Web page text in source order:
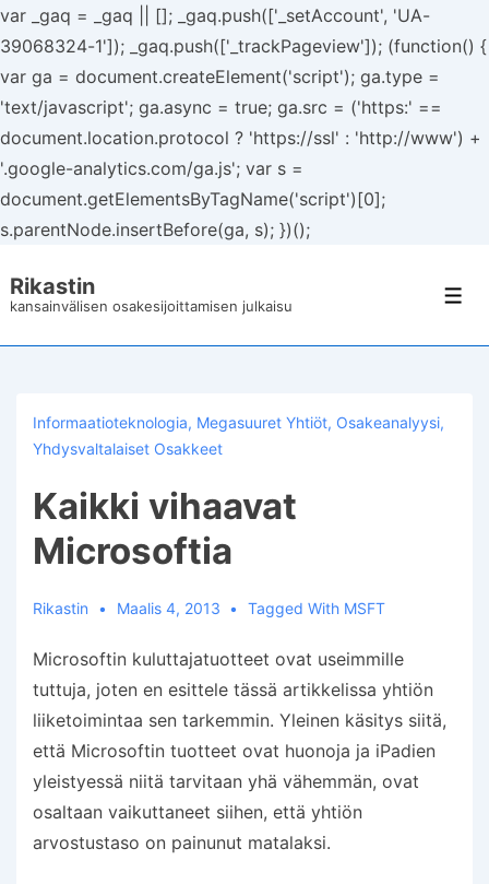
var _gaq = _gaq || []; _gaq.push(['_setAccount', 'UA-
39068324-1']); _gaq.push(['_trackPageview']); (function() {
var ga = document.createElement('script'); ga.type =
'text/javascript'; ga.async = true; ga.src = ('https:' ==
document.location.protocol ? 'https://ssl' : 'http://www') +
'.google-analytics.com/ga.js'; var s =
document.getElementsByTagName('script')[0];
s.parentNode.insertBefore(ga, s); })();
Siirry
Rikastin
kansainvälisen osakesijoittamisen julkaisu
Informaatioteknologia, Megasuuret Yhtiöt, Osakeanalyysi,
Yhdysvaltalaiset Osakkeet
Kaikki vihaavat
Microsoftia
Rikastin Maalis 4, 2013 Tagged With MSFT
Microsoftin kuluttajatuotteet ovat useimmille
tuttuja, joten en esittele tässä artikkelissa yhtiön
liiketoimintaa sen tarkemmin. Yleinen käsitys siitä,
että Microsoftin tuotteet ovat huonoja ja iPadien
yleistyessä niitä tarvitaan yhä vähemmän, ovat
osaltaan vaikuttaneet siihen, että yhtiön
arvostustaso on painunut matalaksi.